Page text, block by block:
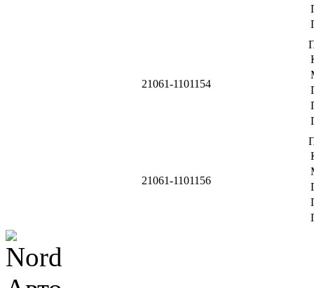
21061-1101154
21061-1101156